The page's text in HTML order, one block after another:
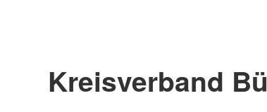
Kreisverband